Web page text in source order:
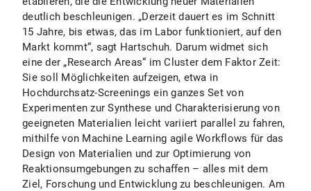
deutlich beschleunigen. „Derzeit dauert es im Schnitt
15 Jahre, bis etwas, das im Labor funktioniert, auf den
Markt kommt“, sagt Hartschuh. Darum widmet sich
eine der „Research Areas“ im Cluster dem Faktor Zeit:
Sie soll Möglichkeiten aufzeigen, etwa in
Hochdurchsatz-Screenings ein ganzes Set von
Experimenten zur Synthese und Charakterisierung von
geeigneten Materialien leicht variiert parallel zu fahren,
mithilfe von Machine Learning agile Workflows für das
Design von Materialien und zur Optimierung von
Reaktionsumgebungen zu schaffen – alles mit dem
Ziel, Forschung und Entwicklung zu beschleunigen. Am